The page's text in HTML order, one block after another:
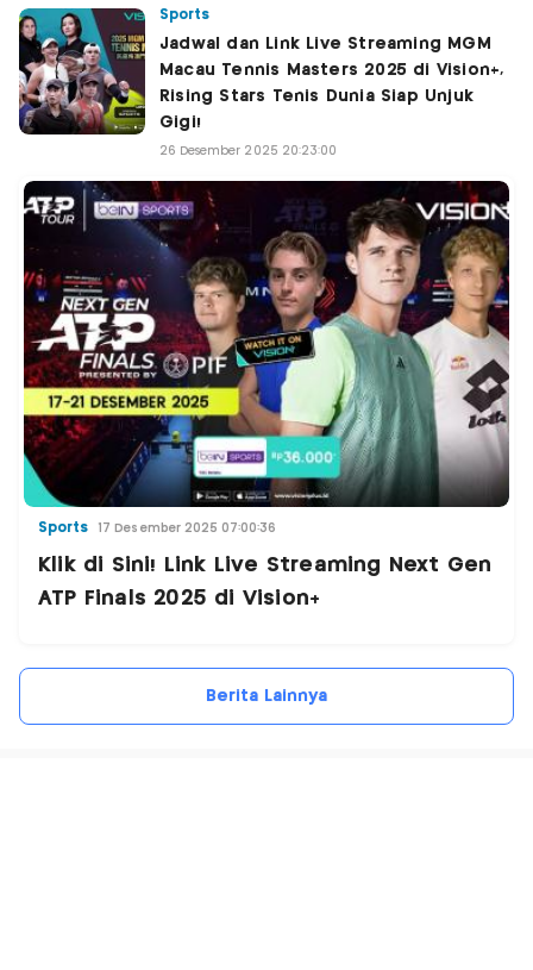
Sports
Jadwal dan Link Live Streaming MGM
Macau Tennis Masters 2025 di Vision+,
Rising Stars Tenis Dunia Siap Unjuk
Gigi!
26 Desember 2025 20:23:00
Sports 17 Desember 2025 07:00:36
Klik di Sini! Link Live Streaming Next Gen
ATP Finals 2025 di Vision+
Berita Lainnya